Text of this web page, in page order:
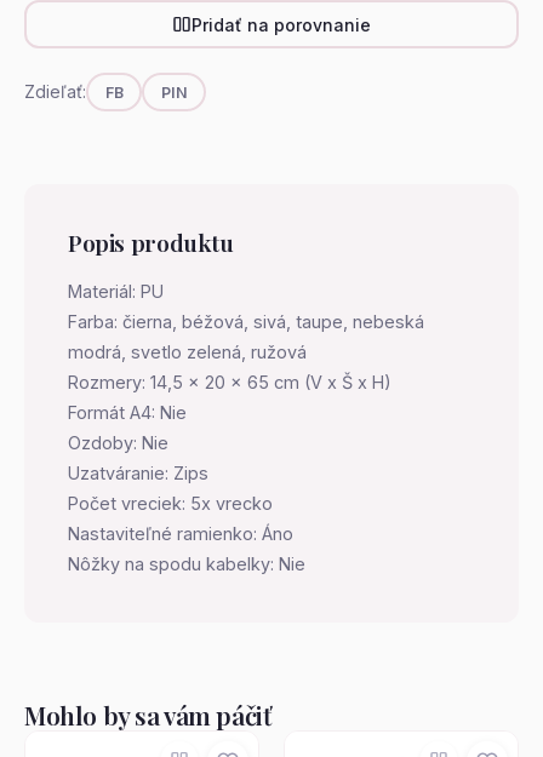
Pridať na porovnanie
Zdieľať: FB PIN
Popis produktu
Materiál: PU
Farba: čierna, béžová, sivá, taupe, nebeská
modrá, svetlo zelená, ružová
Rozmery: 14,5 x 20 x 65 cm (V x Š x H)
Formát A4: Nie
Ozdoby: Nie
Uzatváranie: Zips
Počet vreciek: 5x vrecko
Nastaviteľné ramienko: Áno
Nôžky na spodu kabelky: Nie
Mohlo by sa vám páčiť